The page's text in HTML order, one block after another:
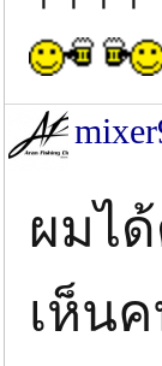
ผมไ
เห็น